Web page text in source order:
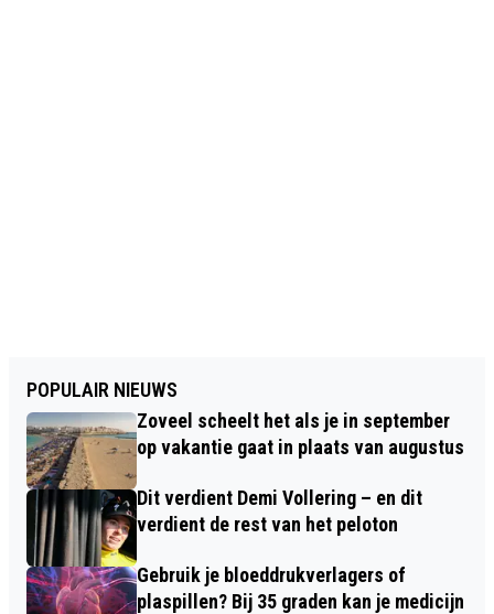
POPULAIR NIEUWS
Zoveel scheelt het als je in september
op vakantie gaat in plaats van augustus
Dit verdient Demi Vollering – en dit
verdient de rest van het peloton
Gebruik je bloeddrukverlagers of
plaspillen? Bij 35 graden kan je medicijn